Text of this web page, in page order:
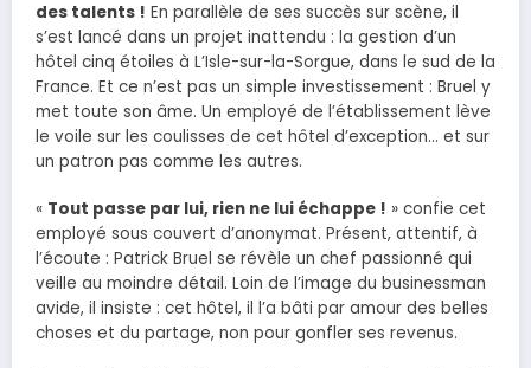
des talents ! En parallèle de ses succès sur scène, il
s’est lancé dans un projet inattendu : la gestion d’un
hôtel cinq étoiles à L’Isle-sur-la-Sorgue, dans le sud de la
France. Et ce n’est pas un simple investissement : Bruel y
met toute son âme. Un employé de l’établissement lève
le voile sur les coulisses de cet hôtel d’exception… et sur
un patron pas comme les autres.
« Tout passe par lui, rien ne lui échappe ! » confie cet
employé sous couvert d’anonymat. Présent, attentif, à
l’écoute : Patrick Bruel se révèle un chef passionné qui
veille au moindre détail. Loin de l’image du businessman
avide, il insiste : cet hôtel, il l’a bâti par amour des belles
choses et du partage, non pour gonfler ses revenus.